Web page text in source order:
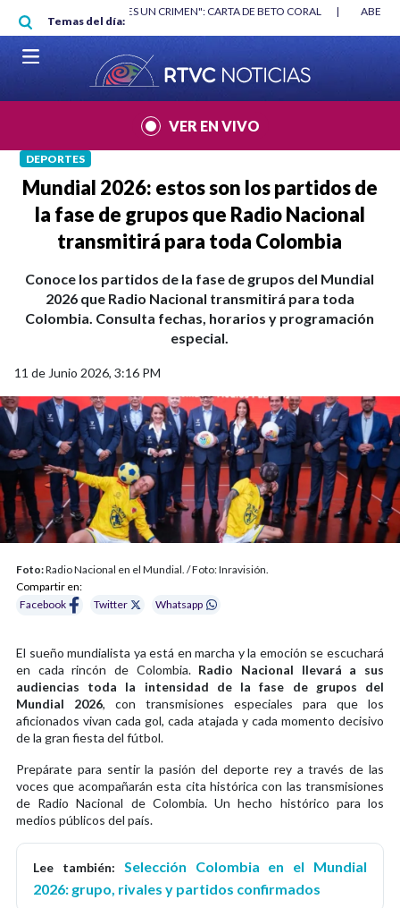
Pasar al contenido principal
Temas del día:
"HABLAR NO ES UN CRIMEN": CARTA DE BETO CORAL |
VER EN VIVO
DEPORTES
Mundial 2026: estos son los partidos de
la fase de grupos que Radio Nacional
transmitirá para toda Colombia
Conoce los partidos de la fase de grupos del Mundial
2026 que Radio Nacional transmitirá para toda
Colombia. Consulta fechas, horarios y programación
especial.
11 de Junio 2026, 3:16 PM
Foto:Radio Nacional en el Mundial. / Foto: Inravisión.
Compartir en:
Facebook
Twitter Whatsapp
El sueño mundialista ya está en marcha y la emoción se escuchará
en cada rincón de Colombia. Radio Nacional llevará a sus
audiencias toda la intensidad de la fase de grupos del
Mundial 2026, con transmisiones especiales para que los
aficionados vivan cada gol, cada atajada y cada momento decisivo
de la gran fiesta del fútbol.
Prepárate para sentir la pasión del deporte rey a través de las
voces que acompañarán esta cita histórica con las transmisiones
de Radio Nacional de Colombia. Un hecho histórico para los
medios públicos del país.
Lee también: Selección Colombia en el Mundial
2026: grupo, rivales y partidos confirmados